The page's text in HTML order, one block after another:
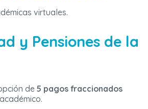
virtuales.
y Pensiones de la
de 5 pagos fraccionados